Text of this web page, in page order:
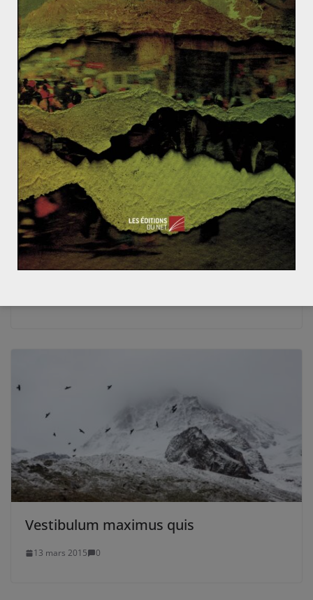
Cyberattaque de NotPetya : Poison sur
les ondes
3 juillet 2017 0
The Weekly Recap – September 29th to
October 6th
Vestibulum maximus quis
13 mars 2015 0